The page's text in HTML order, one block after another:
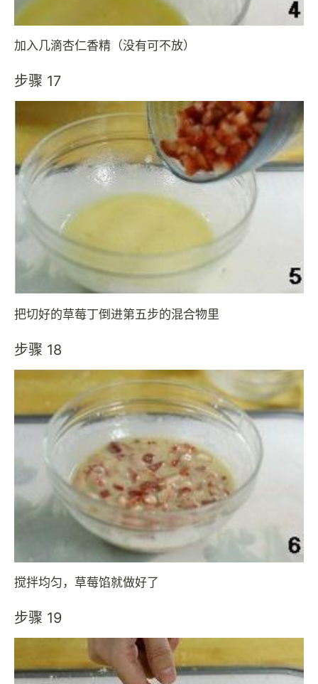
加入几滴杏仁香精（没有可不放）
步骤 17
把切好的草莓丁倒进第五步的混合物里
步骤 18
搅拌均匀，草莓馅就做好了
步骤 19